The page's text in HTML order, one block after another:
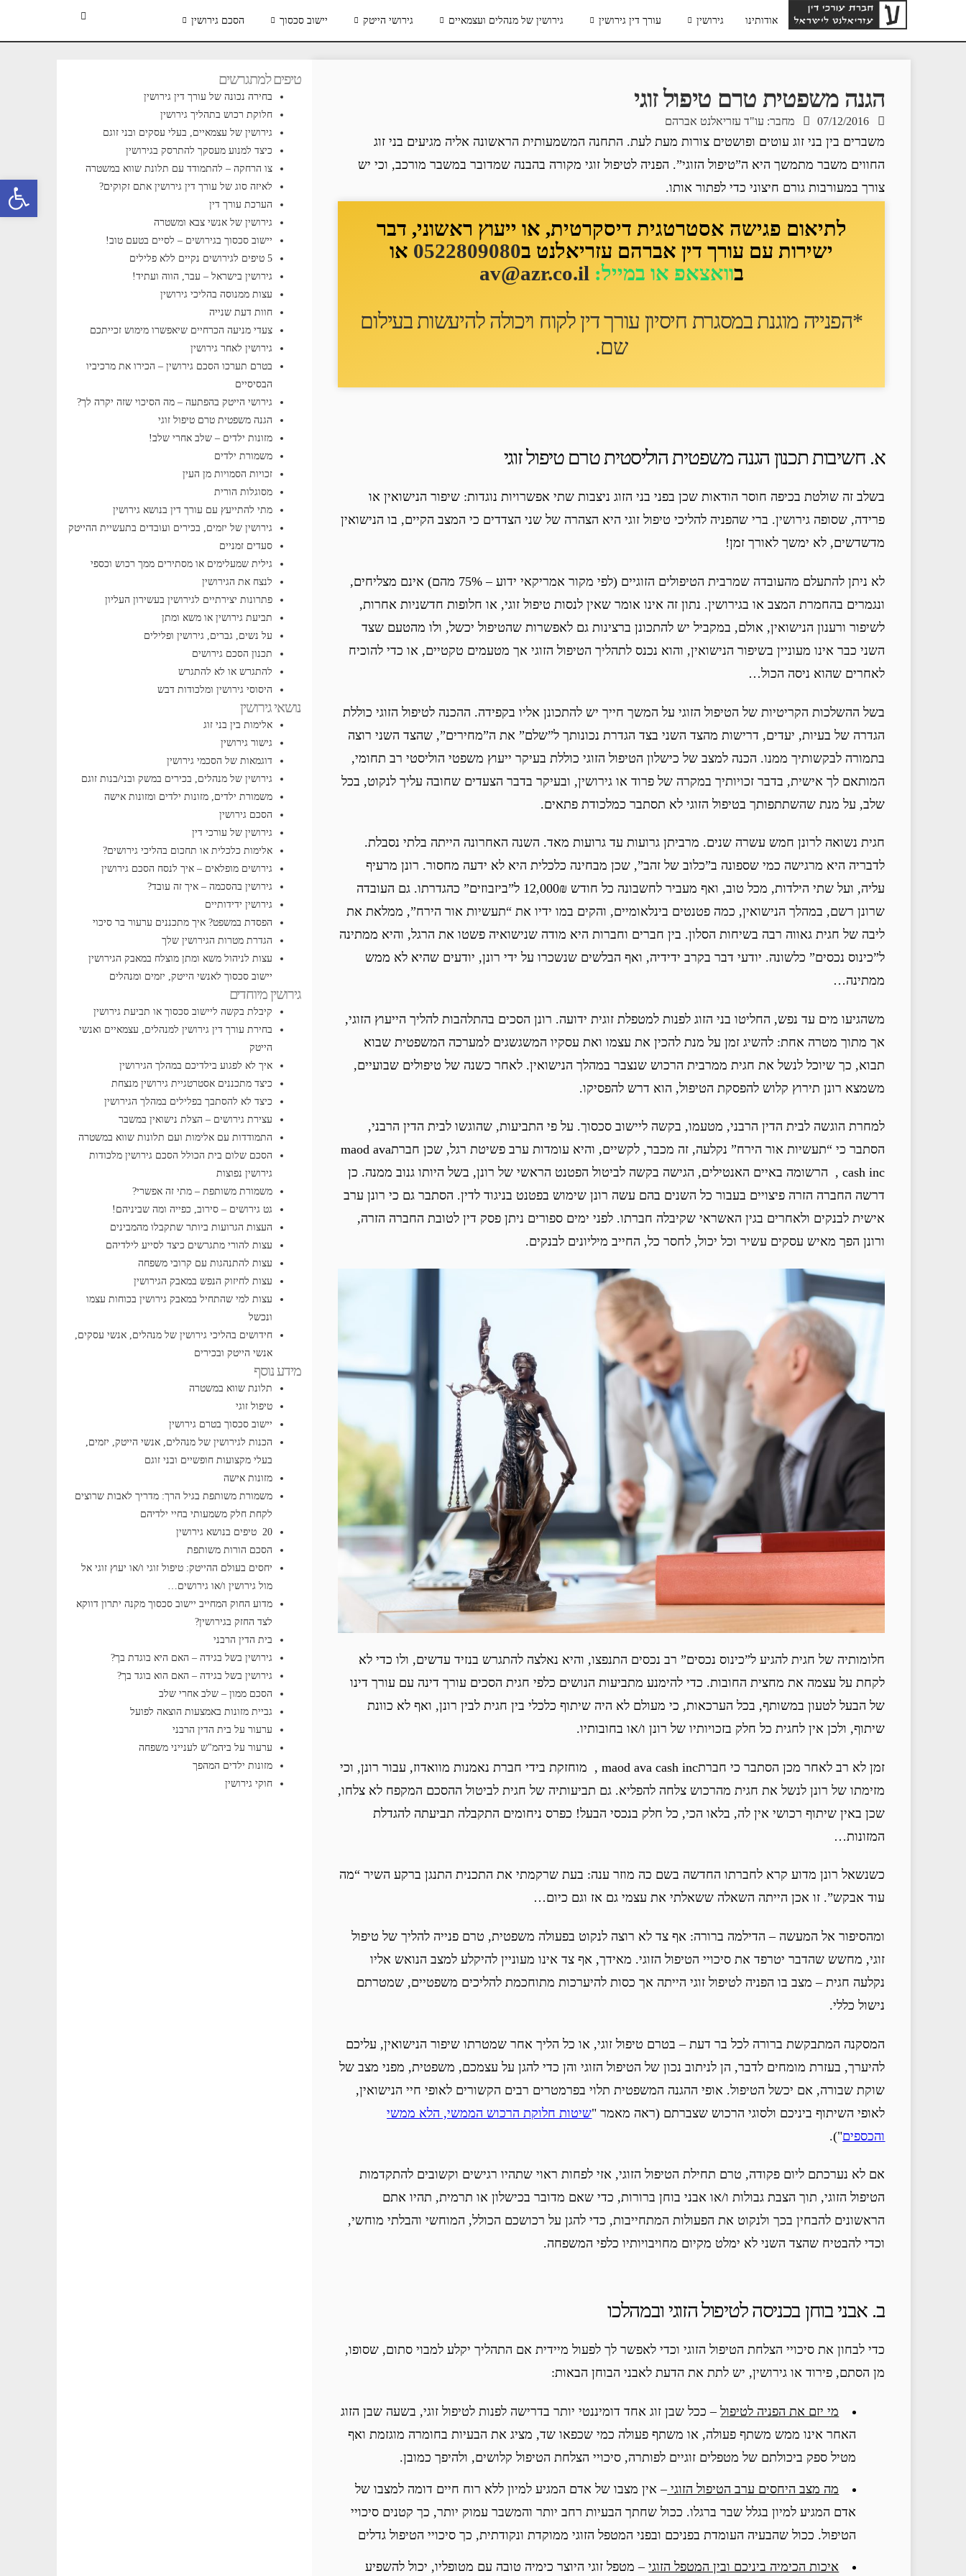
אודותינו גירושין עורך דין גירושין גירושין של מנהלים ועצמאיים גירושי הייטק יישוב סכסוך הסכם גירושין
הגנה משפטית טרם טיפול זוגי
07/12/2016 מחבר: עו"ד עזריאלנט אברהם
משברים בין בני זוג עוטים ופושטים צורות מעת לעת. התחנה המשמעותית הראשונה אליה מגיעים בני זוג
החווים משבר מתמשך היא ה”טיפול הזוגי”. הפניה לטיפול זוגי מקורה בהבנה שמדובר במשבר מורכב, וכי יש
צורך במעורבות גורם חיצוני כדי לפתור אותו.
לתיאום פגישה אסטרטגית דיסקרטית, או ייעוץ ראשוני, דבר
ישירות עם עורך דין אברהם עזריאלנט ב0522809080 או
בוואצאפ או במייל: av@azr.co.il
*הפנייה מוגנת במסגרת חיסיון עורך דין לקוח ויכולה להיעשות בעילום
שם.
א. חשיבות תכנון הגנה משפטית הוליסטית טרם טיפול זוגי
בשלב זה שולטת בכיפה חוסר הודאות שכן בפני בני הזוג ניצבות שתי אפשרויות נוגדות: שיפור הנישואין או
פרידה, שסופה גירושין. ברי שהפניה להליכי טיפול זוגי היא הצהרה של שני הצדדים כי המצב הקיים, בו הנישואין
מדשדשים, לא ימשך לאורך זמן!
לא ניתן להתעלם מהעובדה שמרבית הטיפולים הזוגיים (לפי מקור אמריקאי ידוע – 75% מהם) אינם מצליחים,
ונגמרים בהחמרת המצב או בגירושין. נתון זה אינו אומר שאין לנסות טיפול זוגי, או חלופות חדשניות אחרות,
לשיפור ורענון הנישואין, אולם, במקביל יש להתכונן ברצינות גם לאפשרות שהטיפול יכשל, ולו מהטעם שצד
השני כבר אינו מעוניין בשיפור הנישואין, והוא נכנס לתהליך הטיפול הזוגי אך מטעמים טקטיים, או כדי להוכיח
לאחרים שהוא ניסה הכול…
בשל ההשלכות הקריטיות של הטיפול הזוגי על המשך חייך יש להתכונן אליו בקפידה. ההכנה לטיפול הזוגי כוללת
הגדרה של בעיות, יעדים, דרישות מהצד השני בצד הגדרת נכונותך ל”שלם” את ה”מחירים”, שהצד השני רוצה
בתמורה לבקשותיך ממנו. הכנה למצב של כישלון הטיפול הזוגי כוללת בעיקר ייעוץ משפטי הוליסטי רב תחומי,
המותאם לך אישית, בדבר זכויותיך במקרה של פרוד או גירושין, ובעיקר בדבר הצעדים שחובה עליך לנקוט, בכל
שלב, על מנת שהשתתפותך בטיפול הזוגי לא תסתבר כמלכודת פתאים.
חגית נשואה לרונן חמש עשרה שנים. מרביתן גרועות עד גרועות מאד. השנה האחרונה הייתה בלתי נסבלת.
לדבריה היא מרגישה כמי שספונה ב”כלוב של זהב”, שכן מבחינה כלכלית היא לא ידעה מחסור. רונן מרעיף
עליה, ועל שתי הילדות, מכל טוב, ואף מעביר לחשבונה כל חודש 12,000₪ ל”ביזבוזים” כהגדרתו. גם העובדה
שרונן רשם, במהלך הנישואין, כמה פטנטים בינלאומיים, והקים במו ידיו את “תעשיות אור הירח”, ממלאת את
ליבה של חגית גאווה רבה בשיחות הסלון. בין חברים וחברות היא מודה שנישואיה פשטו את הרגל, והיא ממתינה
ל”כינוס נכסים” כלשונה. יודעי דבר בקרב ידידיה, ואף הבלשים שנשכרו על ידי רונן, יודעים שהיא לא ממש
ממתינה…
משהגיעו מים עד נפש, החליטו בני הזוג לפנות למטפלת זוגית ידועה. רונן הסכים בהתלהבות להליך הייעוץ הזוגי,
אך מתוך מטרה אחת: להשיג זמן על מנת להכין את עצמו ואת עסקיו המשגשגים למערכה המשפטית שבוא
תבוא, כך שיוכל לנשל את חגית ממרבית הרכוש שנצבר במהלך הנישואין. לאחר כשנה של טיפולים שבועיים,
משמצא רונן תירוץ קלוש להפסקת הטיפול, הוא דרש להפסיקו.
למחרת הוגשה לבית הדין הרבני, מטעמו, בקשה ליישוב סכסוך. על פי התביעות, שהוגשו לבית הדין הרבני,
הסתבר כי “תעשיות אור הירח” נקלעה, זה מכבר, לקשיים, והיא עומדות ערב פשיטת רגל, שכן חברתmaod ava
cash inc , הרשומה באיים האנטילים, הגישה בקשה לביטול הפטנט הראשי של רונן, בשל היותו גנוב ממנה. כן
דרשה החברה הזרה פיצויים בעבור כל השנים בהם עשה רונן שימוש בפטנט בניגוד לדין. הסתבר גם כי רונן ערב
אישית לבנקים ולאחרים בגין האשראי שקיבלה חברתו. לפני ימים ספורים ניתן פסק דין לטובת החברה הזרה,
ורונן הפך מאיש עסקים עשיר וכל יכול, לחסר כל, החייב מיליונים לבנקים.
חלומותיה של חגית להגיע ל”כינוס נכסים” רב נכסים התנפצו, והיא נאלצה להתגרש בנזיד עדשים, ולו כדי לא
לקחת על עצמה את מחצית החובות. כדי להימנע מתביעות הנושים כלפי חגית הסכים עורך דינה עם עורך דינו
של הבעל לטעון במשותף, בכל הערכאות, כי מעולם לא היה שיתוף כלכלי בין חגית לבין רונן, ואף לא כוונת
שיתוף, ולכן אין לחגית כל חלק בזכויותיו של רונן ו/או בחובותיו.
זמן לא רב לאחר מכן הסתבר כי חברתmaod ava cash inc , מוחזקת בידי חברת נאמנות מוואדוז, עבור רונן, וכי
מזימתו של רונן לנשל את חגית מהרכוש צלחה להפליא. גם תביעותיה של חגית לביטול ההסכם המקפח לא צלחו,
שכן באין שיתוף רכושי אין לה, בלאו הכי, כל חלק בנכסי הבעל! כפרס ניחומים התקבלה תביעתה להגדלת
המזונות…
כשנשאל רונן מדוע קרא לחברתו החדשה בשם כה מוזר ענה: בעת שרקמתי את התכנית התנגן ברקע השיר “מה
עוד אבקש”. זו אכן הייתה השאלה ששאלתי את עצמי גם אז וגם כיום…
ומהסיפור אל המעשה – הדילמה ברורה: אף צד לא רוצה לנקוט בפעולה משפטית, טרם פנייה להליך של טיפול
זוגי, מחשש שהדבר יטרפד את סיכויי הטיפול הזוגי. מאידך, אף צד אינו מעוניין להיקלע למצב הנואש אליו
נקלעה חגית – מצב בו הפניה לטיפול זוגי הייתה אך כסות להיערכות מתוחכמת להליכים משפטיים, שמטרתם
נישול כללי.
המסקנה המתבקשת ברורה לכל בר דעת – בטרם טיפול זוגי, או כל הליך אחר שמטרתו שיפור הנישואין, עליכם
להיערך, בעזרת מומחים לדבר, הן לניתוב נכון של הטיפול הזוגי והן כדי להגן על עצמכם, משפטית, מפני מצב של
שוקת שבורה, אם יכשל הטיפול. אופי ההגנה המשפטית תלוי בפרמטרים רבים הקשורים לאופי חיי הנישואין,
לאופי השיתוף ביניכם ולסוגי הרכוש שצברתם (ראה מאמר "שיטות חלוקת הרכוש הממשי, הלא ממשי
והכספים").
אם לא נערכתם ליום פקודה, טרם תחילת הטיפול הזוגי, אזי לפחות ראוי שתהיו רגישים וקשובים להתקדמות
הטיפול הזוגי, תוך הצבת גבולות ו/או אבני בוחן ברורות, כדי שאם מדובר בכישלון או תרמית, תהיו אתם
הראשונים להבחין בכך ולנקוט את הפעולות המתחייבות, כדי להגן על רכושכם הכולל, המוחשי והבלתי מוחשי,
וכדי להבטיח שהצד השני לא ימלט מקיום מחויבויותיו כלפי המשפחה.
ב. אבני בוחן בכניסה לטיפול הזוגי ובמהלכו
כדי לבחון את סיכויי הצלחת הטיפול הזוגי וכדי לאפשר לך לפעול מיידית אם התהליך יקלע למבוי סתום, שסופו,
מן הסתם, פירוד או גירושין, יש לתת את הדעת לאבני הבוחן הבאות:
מי יזם את הפניה לטיפול– ככל שבן זוג אחד דומיננטי יותר בדרישה לפנות לטיפול זוגי, בשעה שבן הזוג
האחר אינו ממש משתף פעולה, או משתף פעולה כמי שכפאו שד, מציג את הבעיות בחומרה מוגזמת ואף
מטיל ספק ביכולתם של מטפלים זוגיים לפותרה, סיכויי הצלחת הטיפול קלושים, ולהיפך כמובן.
מה מצב היחסים ערב הטיפול הזוגי– אין מצבו של אדם המגיע למיון ללא רוח חיים דומה למצבו של
אדם המגיע למיון בגלל שבר ברגלו. ככול שחתך הבעיות רחב יותר והמשבר עמוק יותר, כך קטנים סיכויי
הטיפול. ככול שהבעיה העומדת בפניכם ובפני המטפל הזוגי ממוקדת ונקודתית, כך סיכויי הטיפול גדלים
איכות הכימיה ביניכם ובין המטפל הזוגי– מטפל זוגי היוצר כימיה טובה עם מטופליו, יכול להשפיע
טיפים למתגרשים
בחירה נכונה של עורך דין גירושין
חלוקת רכוש בתהליך גירושין
גירושין של עצמאיים, בעלי עסקים ובני זוגם
כיצד למנוע מעסקך להתרסק בגירושין
צו הרחקה – להתמודד עם תלונת שווא במשטרה
לאיזה סוג של עורך דין גירושין אתם זקוקים?
הערכת עורך דין
גירושין של אנשי צבא ומשטרה
יישוב סכסוך בגירושים – לסיים בטעם טוב!
5 טיפים לגירושים נקיים ללא פלילים
גירושין בישראל – עבר, הווה ועתיד!
עצות ממנוסה בהליכי גירושין
חוות דעת שנייה
צעדי מניעה הכרחיים שיאפשרו מימוש זכייתכם
גירושין לאחר גירושין
בטרם תערכו הסכם גירושין – הכירו את מרכיביו
הבסיסיים
גירושי הייטק בהפתעה – מה הסיכוי שזה יקרה לך?
הגנה משפטית טרם טיפול זוגי
מזונות ילדים – שלב אחרי שלב!
משמורת ילדים
זכויות הסמויות מן העין
מסוגלות הורית
מתי להתייעץ עם עורך דין בנושא גירושין
גירושין של יזמים, בכירים ועובדים בתעשיית ההייטק
סעדים זמניים
גילית שמעלימים או מסתירים ממך רכוש וכספי
לנצח את הגירושין
פתרונות יצירתיים לגירושין בעשירון העליון
תביעת גירושין או משא ומתן
על נשים, גברים, גירושין ופלילים
תכנון הסכם גירושים
להתגרש או לא להתגרש
היסוסי גירושין ומלכודות דבש
נושאי גירושין
אלימות בין בני זוג
גישור גירושין
דוגמאות של הסכמי גירושין
גירושין של מנהלים, בכירים במשק ובני/בנות זוגם
משמורת ילדים, מזונות ילדים ומזונות אישה
הסכם גירושין
גירושין של עורכי דין
אלימות כלכלית או תחכום בהליכי גירושים?
גירושים מופלאים – איך לנסח הסכם גירושין
גירושין בהסכמה – איך זה עובד?
גירושין ידידותיים
הפסדת במשפט? איך מתכננים ערעור בר סיכוי
הגדרת מטרות הגירושין שלך
עצות לניהול משא ומתן מוצלח במאבק הגירושין
יישוב סכסוך לאנשי הייטק, יזמים ומנהלים
גירושין מיוחדים
קיבלת בקשה ליישוב סכסוך או תביעת גירושין
בחירת עורך דין גירושין למנהלים, עצמאיים ואנשי
הייטק
איך לא לפגוע בילדיכם במהלך הגירושין
כיצד מתכננים אסטרטגיית גירושין מנצחת
כיצד לא להסתבך בפלילים במהלך הגירושין
עצירת גירושים – הצלת נישואין במשבר
התמודדות עם אלימות ועם תלונות שווא במשטרה
הסכם שלום בית הכולל הסכם גירושין מלכודות
גירושין נפוצות
משמורת משותפת – מתי זה אפשרי?
גט גירושים – סירוב, כפייה ומה שביניהם!
העצות הגרועות ביותר שתקבלו מהמבינים
עצות להורי מתגרשים כיצד לסייע לילדיהם
עצות להתנהגות עם קרובי משפחה
עצות לחיזוק הנפש במאבק הגירושין
עצות למי שהתחיל במאבק גירושין בכוחות עצמו
ונכשל
חידושים בהליכי גירושין של מנהלים, אנשי עסקים,
אנשי הייטק ובכירים
מידע נוסף
תלונת שווא במשטרה
טיפול זוגי
יישוב סכסוך בטרם גירושין
הכנות לגירושין של מנהלים, אנשי הייטק, יזמים,
בעלי מקצועות חופשיים ובני זוגם
מזונות אישה
משמורת משותפת בגיל הרך: מדריך לאבות שרוצים
לקחת חלק משמעותי בחיי ילדיהם
20 טיפים בנושא גירושין
הסכם הורות משותפת
יחסים בעולם ההייטק: טיפול זוגי ו/או יעוץ זוגי אל
מול גירושין ו/או גירושים…
מדוע החוק המחייב יישוב סכסוך מקנה יתרון דווקא
לצד החזק בגירושין?
בית הדין הרבני
גירושין בשל בגידה – האם היא בוגדת בך?
גירושין בשל בגידה – האם הוא בוגד בך?
הסכם ממון – שלב אחרי שלב
גביית מזונות באמצעות הוצאה לפועל
ערעור על בית הדין הרבני
ערעור על ביהמ"ש לענייני משפחה
מזונות ילדים המהפך
חוקי גירושין
פתח